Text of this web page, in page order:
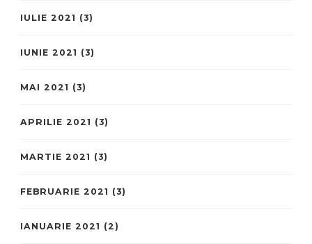
IULIE 2021 (3)
IUNIE 2021 (3)
MAI 2021 (3)
APRILIE 2021 (3)
MARTIE 2021 (3)
FEBRUARIE 2021 (3)
IANUARIE 2021 (2)